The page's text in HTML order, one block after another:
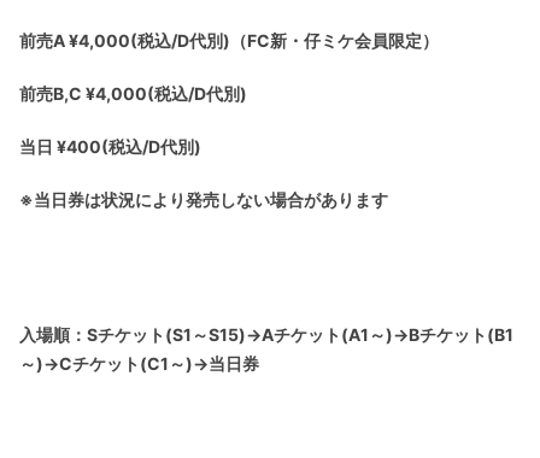
前売A ¥4,000(税込/D代別)（FC新・仔ミケ会員限定）
前売B,C ¥4,000(税込/D代別)
当日 ¥400(税込/D代別)
※当日券は状況により発売しない場合があります
入場順：Sチケット(S1～S15)→Aチケット(A1～)→Bチケット(B1
～)→Cチケット(C1～)→当日券